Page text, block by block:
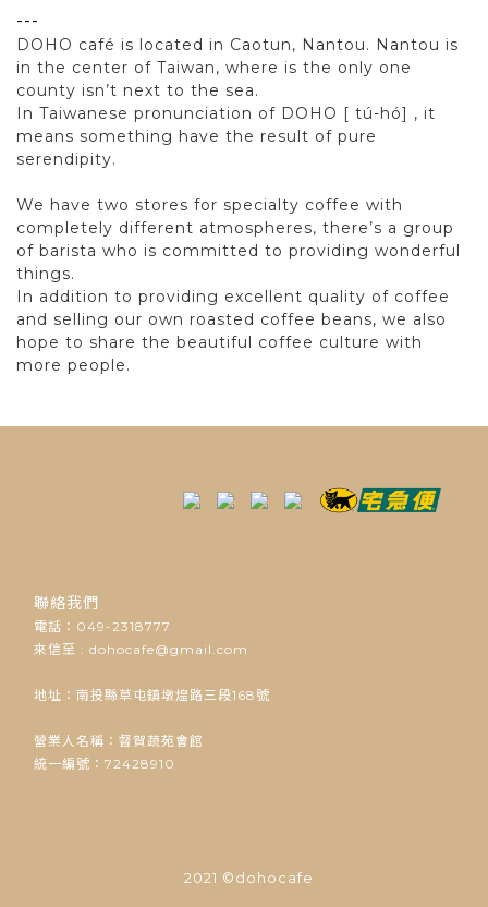
---
DOHO café is located in Caotun, Nantou. Nantou is
in the center of Taiwan, where is the only one
county isn’t next to the sea.
In Taiwanese pronunciation of DOHO [ tú-hó] , it
means something have the result of pure
serendipity.
We have two stores for specialty coffee with
completely different atmospheres, there’s a group
of barista who is committed to providing wonderful
things.
In addition to providing excellent quality of coffee
and selling our own roasted coffee beans, we also
hope to share the beautiful coffee culture with
more people.
聯絡我們
電話：049-2318777
來信至 : dohocafe@gmail.com
地址：南投縣草屯鎮墩煌路三段168號
營業人名稱：督賀蔬苑會館
統一編號：72428910
2021 ©dohocafe